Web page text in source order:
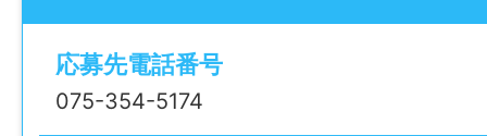
そ、安心して働くことができますよ◎
——————
【この求人のポイント】
応募先電話番号
075-354-5174